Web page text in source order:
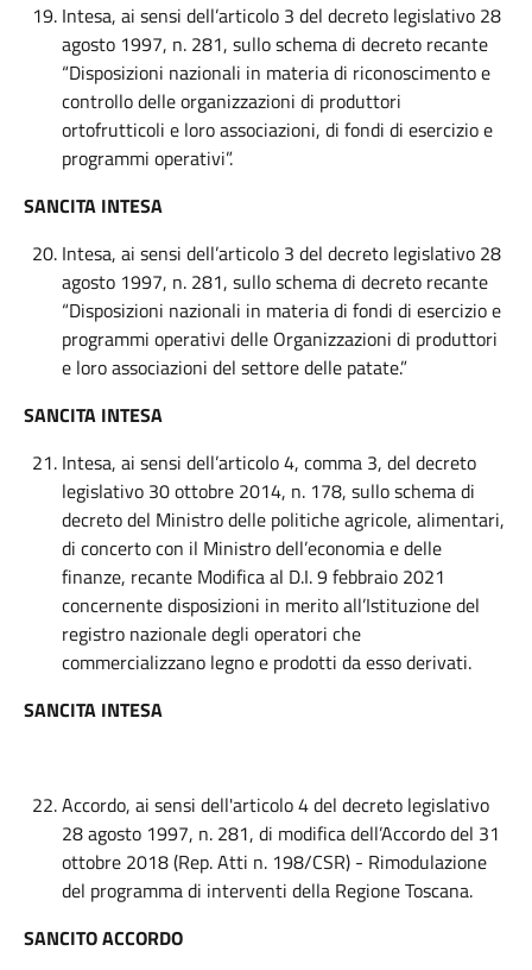
Intesa, ai sensi dell’articolo 3 del decreto legislativo 28
agosto 1997, n. 281, sullo schema di decreto recante
“Disposizioni nazionali in materia di riconoscimento e
controllo delle organizzazioni di produttori
ortofrutticoli e loro associazioni, di fondi di esercizio e
programmi operativi”.
SANCITA INTESA
Intesa, ai sensi dell’articolo 3 del decreto legislativo 28
agosto 1997, n. 281, sullo schema di decreto recante
“Disposizioni nazionali in materia di fondi di esercizio e
programmi operativi delle Organizzazioni di produttori
e loro associazioni del settore delle patate.”
SANCITA INTESA
Intesa, ai sensi dell’articolo 4, comma 3, del decreto
legislativo 30 ottobre 2014, n. 178, sullo schema di
decreto del Ministro delle politiche agricole, alimentari,
di concerto con il Ministro dell’economia e delle
finanze, recante Modifica al D.I. 9 febbraio 2021
concernente disposizioni in merito all’Istituzione del
registro nazionale degli operatori che
commercializzano legno e prodotti da esso derivati.
SANCITA INTESA
Accordo, ai sensi dell'articolo 4 del decreto legislativo
28 agosto 1997, n. 281, di modifica dell’Accordo del 31
ottobre 2018 (Rep. Atti n. 198/CSR) - Rimodulazione
del programma di interventi della Regione Toscana.
SANCITO ACCORDO